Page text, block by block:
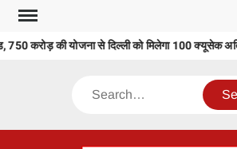
Skip
contentकरोड़ की योजना से दिल्ली को मिलेगा 100 क्यूसेक
Search